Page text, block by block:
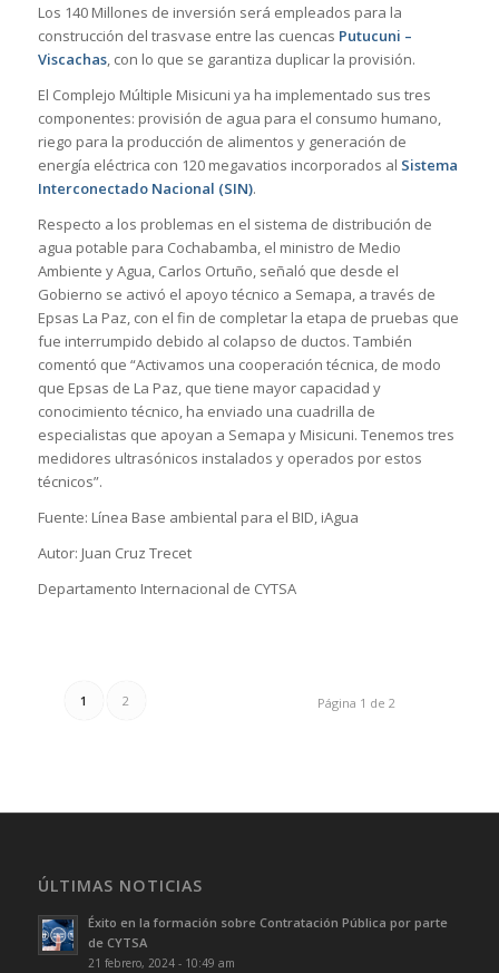
Los 140 Millones de inversión será empleados para la
construcción del trasvase entre las cuencas Putucuni –
Viscachas, con lo que se garantiza duplicar la provisión.
El Complejo Múltiple Misicuni ya ha implementado sus tres
componentes: provisión de agua para el consumo humano,
riego para la producción de alimentos y generación de
energía eléctrica con 120 megavatios incorporados al Sistema
Interconectado Nacional (SIN).
Respecto a los problemas en el sistema de distribución de
agua potable para Cochabamba, el ministro de Medio
Ambiente y Agua, Carlos Ortuño, señaló que desde el
Gobierno se activó el apoyo técnico a Semapa, a través de
Epsas La Paz, con el fin de completar la etapa de pruebas que
fue interrumpido debido al colapso de ductos. También
comentó que “Activamos una cooperación técnica, de modo
que Epsas de La Paz, que tiene mayor capacidad y
conocimiento técnico, ha enviado una cuadrilla de
especialistas que apoyan a Semapa y Misicuni. Tenemos tres
medidores ultrasónicos instalados y operados por estos
técnicos”.
Fuente: Línea Base ambiental para el BID, iAgua
Autor: Juan Cruz Trecet
Departamento Internacional de CYTSA
Página 1 de 2
1 2
ÚLTIMAS NOTICIAS
Éxito en la formación sobre Contratación Pública por parte
de CYTSA
21 febrero, 2024 - 10:49 am